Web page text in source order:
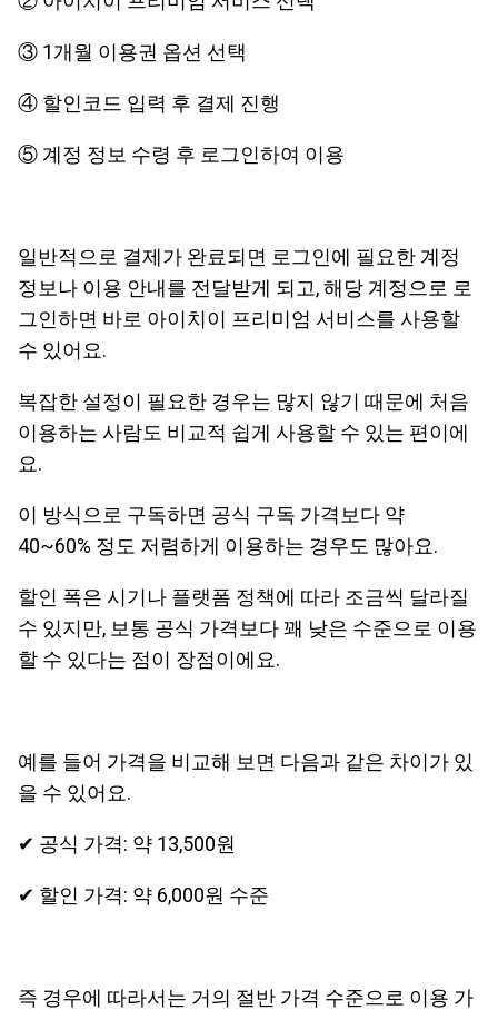
③ 1개월 이용권 옵션 선택
④ 할인코드 입력 후 결제 진행
⑤ 계정 정보 수령 후 로그인하여 이용
일반적으로 결제가 완료되면 로그인에 필요한 계정
정보나 이용 안내를 전달받게 되고, 해당 계정으로 로
그인하면 바로 아이치이 프리미엄 서비스를 사용할
수 있어요.
복잡한 설정이 필요한 경우는 많지 않기 때문에 처음
이용하는 사람도 비교적 쉽게 사용할 수 있는 편이에
요.
이 방식으로 구독하면 공식 구독 가격보다 약
40~60% 정도 저렴하게 이용하는 경우도 많아요.
할인 폭은 시기나 플랫폼 정책에 따라 조금씩 달라질
수 있지만, 보통 공식 가격보다 꽤 낮은 수준으로 이용
할 수 있다는 점이 장점이에요.
예를 들어 가격을 비교해 보면 다음과 같은 차이가 있
을 수 있어요.
✔ 공식 가격: 약 13,500원
✔ 할인 가격: 약 6,000원 수준
즉 경우에 따라서는 거의 절반 가격 수준으로 이용 가